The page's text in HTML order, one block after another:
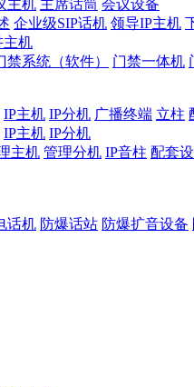
主机 主席话筒 会议设备
企业级SIP话机 领导IP主机
主机
禁系统（软件） 门禁一体机
IP主机 IP分机 广播终端 立柱
IP主机 IP分机
主机 管理分机 IP音柱 配套
话机 防爆话站 防爆扩音设备